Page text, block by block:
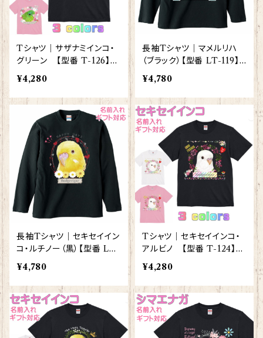
Tシャツ｜サザナミインコ・
グリーン 【型番 T-126】レ
ディース メンズ グッズ
¥4,280
長袖Tシャツ｜マメルリハ
（ブラック）【型番 LT-119】K
YAPIArt きゃぴあーと
¥4,780
長袖Tシャツ｜セキセイイン
コ・ルチノー（黒）【型番 LT-
120】KYAPIArt きゃぴあ
ーと
¥4,780
Tシャツ｜セキセイインコ・
アルビノ 【型番 T-124】レ
ディース メンズ グッズ
¥4,280